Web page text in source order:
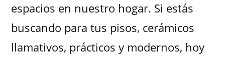
espacios en nuestro hogar. Si estás
buscando para tus pisos, cerámicos
llamativos, prácticos y modernos, hoy